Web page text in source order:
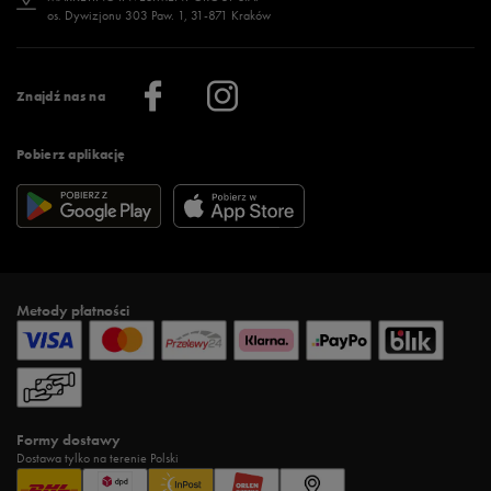
Znajdź nas na
Pobierz aplikację
Regulamin sklepu 50 style
Regulamin aplikacji 50 style
Więcej regulaminów >
Więcej >
Klub 50 style
Praca
Informacje o firmie
os. Dywizjonu 303 Paw. 1, 31-871 Kraków
Metody płatności
Formy dostawy
Dostawa tylko na terenie Polski